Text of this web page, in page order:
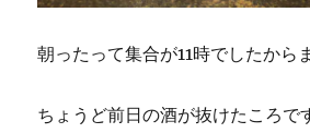
朝ったって集合が11時でしたから
ちょうど前日の酒が抜けたころで